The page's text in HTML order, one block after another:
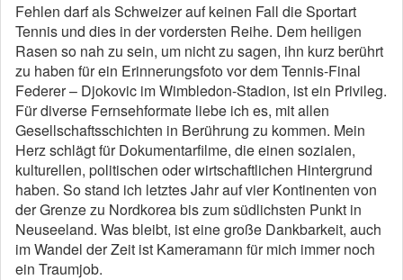
Fehlen darf als Schweizer auf keinen Fall die Sportart
Tennis und dies in der vordersten Reihe. Dem heiligen
Rasen so nah zu sein, um nicht zu sagen, ihn kurz berührt
zu haben für ein Erinnerungsfoto vor dem Tennis-Final
Federer – Djokovic im Wimbledon-Stadion, ist ein Privileg.
Für diverse Fernsehformate liebe ich es, mit allen
Gesellschaftsschichten in Berührung zu kommen. Mein
Herz schlägt für Dokumentarfilme, die einen sozialen,
kulturellen, politischen oder wirtschaftlichen Hintergrund
haben. So stand ich letztes Jahr auf vier Kontinenten von
der Grenze zu Nordkorea bis zum südlichsten Punkt in
Neuseeland. Was bleibt, ist eine große Dankbarkeit, auch
im Wandel der Zeit ist Kameramann für mich immer noch
ein Traumjob.